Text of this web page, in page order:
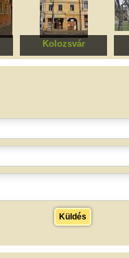
Kolozsvár
Stampa-ház
Küldés